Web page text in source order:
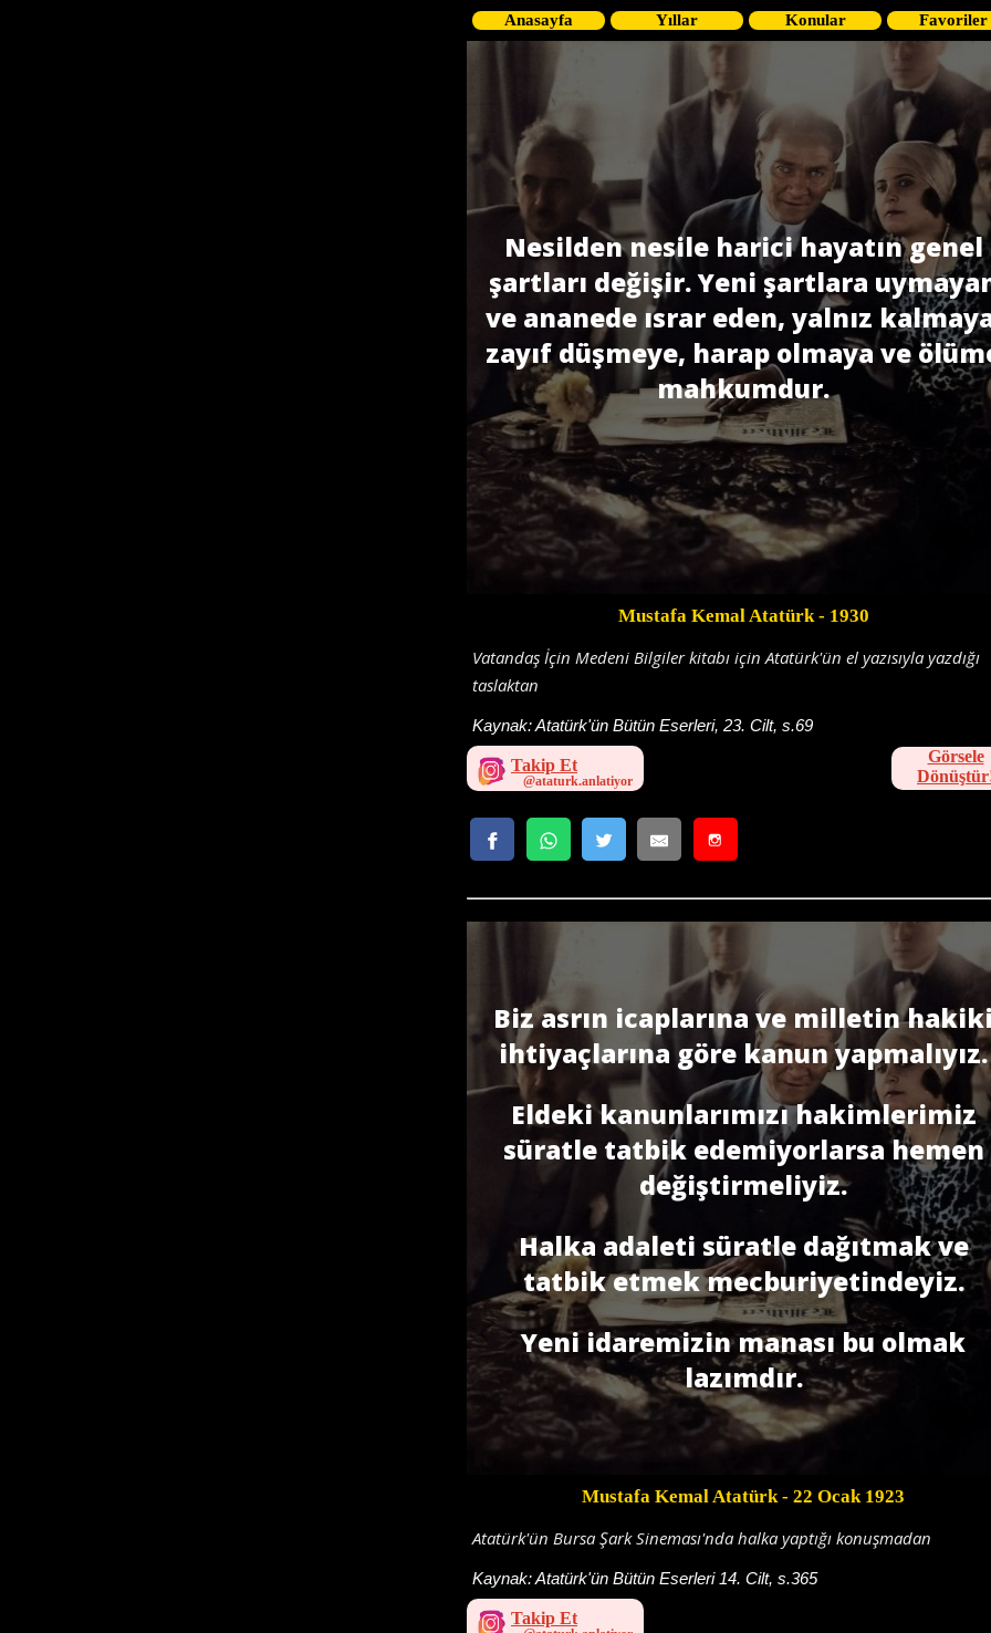
Anasayfa Yıllar Konular Favoriler
Nesilden nesile harici hayatın genel
şartları değişir. Yeni şartlara
ve ananede ısrar eden, yalnız
zayıf düşmeye, harap olmaya ve
mahkumdur.
Mustafa Kemal Atatürk- 1930
Vatandaş İçin Medeni Bilgiler kitabı için Atatürk'ün el yazısıyla yazdığı
taslaktan
Kaynak:Atatürk'ün Bütün Eserleri, 23. Cilt, s.69
Takip Et
Görsele
Biz asrın icaplarına ve milletin
ihtiyaçlarına göre kanun yapmalıyız.
Eldeki kanunlarımızı hakimlerimiz
süratle tatbik edemiyorlarsa hemen
değiştirmeliyiz.
Halka adaleti süratle dağıtmak ve
tatbik etmek mecburiyetindeyiz.
Yeni idaremizin manası bu olmak
lazımdır.
Mustafa Kemal Atatürk- 22 Ocak 1923
Atatürk'ün Bursa Şark Sineması'nda halka yaptığı konuşmadan
Kaynak:Atatürk'ün Bütün Eserleri 14. Cilt, s.365
Takip Et